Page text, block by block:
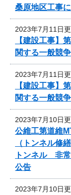
桑原地区工事
2023年7月11日
【建設工事】
関する一般競
2023年7月11日
【建設工事】
関する一般競
2023年7月10日
公維工第道維
（トンネル修
トンネル 非
公告
2023年7月10日